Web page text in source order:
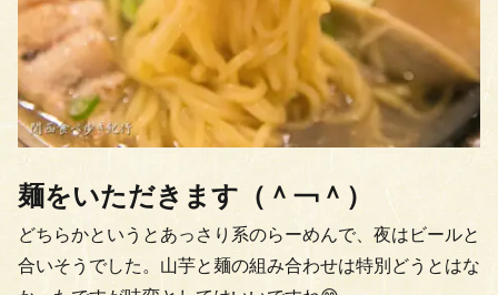
麺をいただきます（＾￢＾）
どちらかというとあっさり系のらーめんで、夜はビールと
合いそうでした。山芋と麺の組み合わせは特別どうとはな